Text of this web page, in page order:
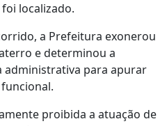
localizado.
a Prefeitura exonerou
e determinou a
administrativa para apurar
proibida a atuação de